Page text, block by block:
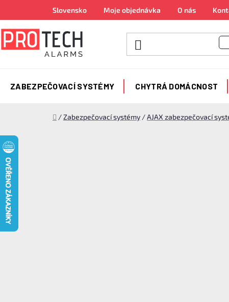
obsah
Slovensko Moje objednávka O nás
ZABEZPEČOVACÍ SYSTÉMY CHYTRÁ DOMÁCNOST
Domů
/Zabezpečovací systémy /AJAX zabezpečovací